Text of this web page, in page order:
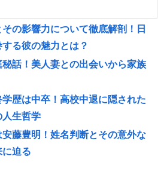
の影響力について徹底解剖！日
る彼の魅力とは？
話！美人妻との出会いから家族
歴は中卒！高校中退に隠された
人生哲学
藤豊明！姓名判断とその意外な
迫る